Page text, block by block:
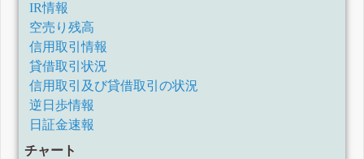
IR情報
空売り残高
信用取引情報
貸借取引状況
信用取引及び貸借取引の状況
逆日歩情報
日証金速報
チャート